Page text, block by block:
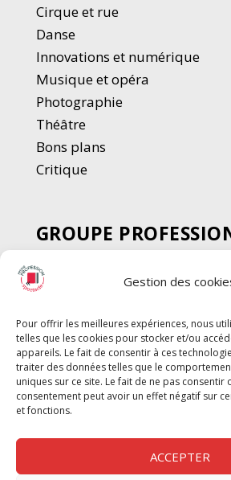
Gestion des
Pour offrir les meilleures expériences, nous
telles que les cookies pour stocker et/ou
appareils. Le fait de consentir à ces
traiter des données telles que le
uniques sur ce site. Le fait de ne pas consentir
consentement peut avoir un effet négatif sur
et fonctions.
ACCEPTER
Cirque et rue
Danse
Innovations et numérique
Musique et opéra
Photographie
Théâtre
Bons plans
Critique
GROUPE
SPECTACLE
Chèque Intermittents
Chèque Compta
Chèque Emploi Spectacle
G-Pods
Profession Audio-visuel